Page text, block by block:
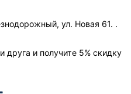
ул. Новая 61. .
друга и получите 5% скидку